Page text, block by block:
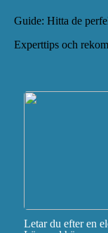
Guide: Hitta de
Experttips och
Letar du efter en